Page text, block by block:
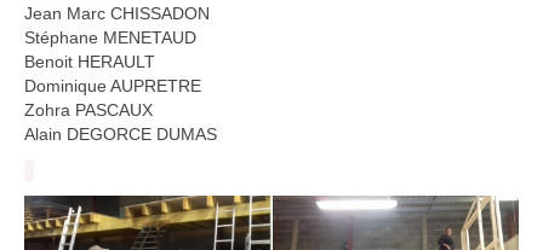
Jean Marc CHISSADON
Stéphane MENETAUD
Benoit HERAULT
Dominique AUPRETRE
Zohra PASCAUX
Alain DEGORCE DUMAS